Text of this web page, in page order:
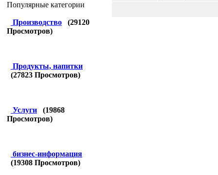
Популярные категории
Производство (29120
Просмотров)
Продукты, напитки
(27823 Просмотров)
Услуги (19868
Просмотров)
бизнес-информация
(19308 Просмотров)